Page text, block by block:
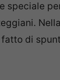
speciale
fatto di